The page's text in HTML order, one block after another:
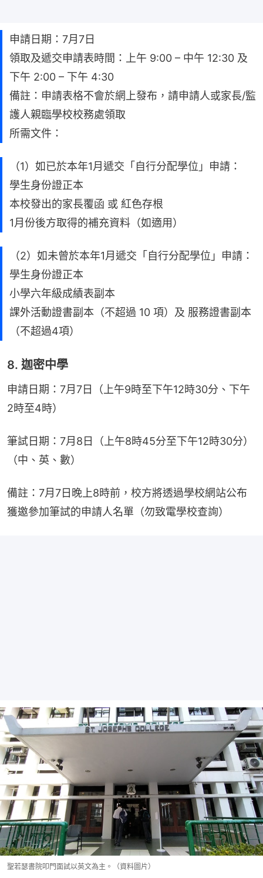
申請日期：7月7日
領取及遞交申請表時間：上午 9:00 – 中午 12:30 及
下午 2:00 – 下午 4:30
備註：申請表格不會於網上發布，請申請人或家長/監
護人親臨學校校務處領取
所需文件：
（1）如已於本年1月遞交「自行分配學位」申請：
學生身份證正本
本校發出的家長覆函 或 紅色存根
1月份後方取得的補充資料（如適用）
（2）如未曾於本年1月遞交「自行分配學位」申請：
學生身份證正本
小學六年級成績表副本
課外活動證書副本（不超過 10 項）及 服務證書副本
（不超過4項）
8. 迦密中學
申請日期：7月7日（上午9時至下午12時30分、下午
2時至4時）
筆試日期：7月8日（上午8時45分至下午12時30分）
（中、英、數）
備註：7月7日晚上8時前，校方將透過學校網站公布
獲邀參加筆試的申請人名單（勿致電學校查詢）
聖若瑟書院叩門面試以英文為主。（資料圖片）